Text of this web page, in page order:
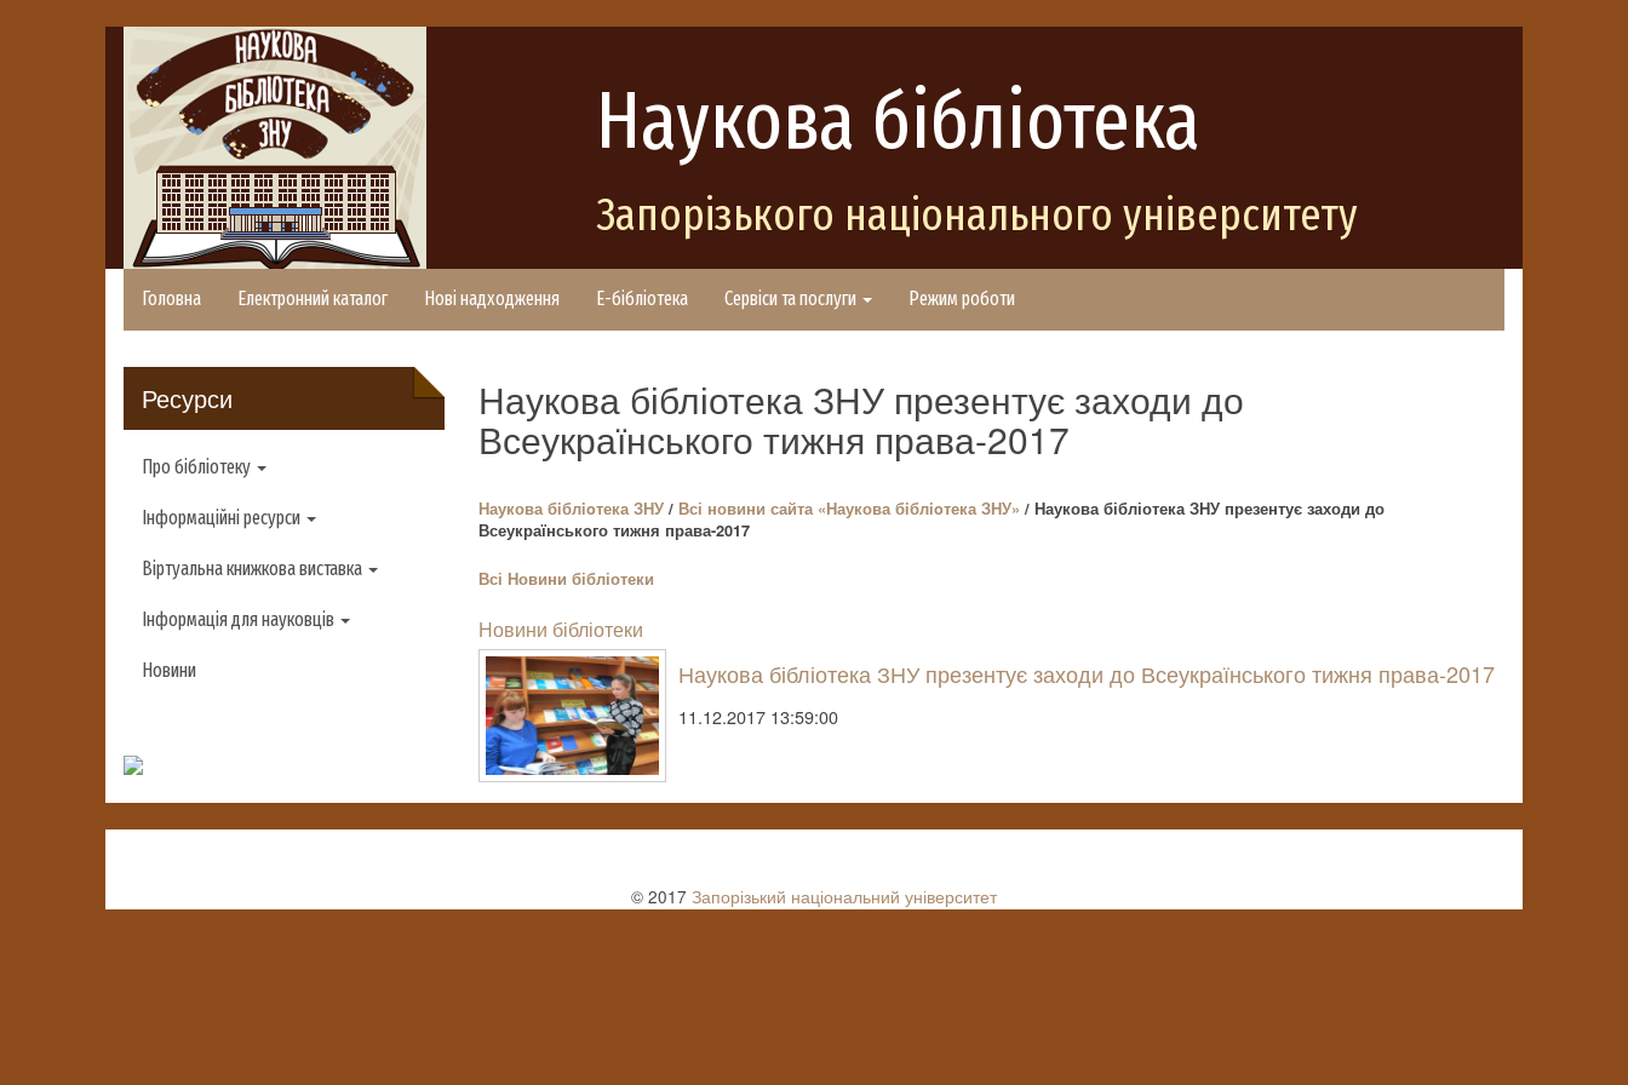
Наукова бібліотека
Запорізького національного університету
Головна Електронний каталог Нові надходження E-бібліотека Сервіси та послуги Режим роботи
Ресурси
Про бібліотеку
Інформаційні ресурси
Віртуальна книжкова виставка
Інформація для науковців
Новини
Наукова бібліотека ЗНУ презентує заходи до
Всеукраїнського тижня права-2017
Наукова бiблioтека ЗНУ/ Всі новини сайта «Наукова бiблioтека ЗНУ» / Наукова бібліотека ЗНУ презентує заходи до
Всеукраїнського тижня права-2017
Всі Новини бібліотеки
Новини бібліотеки
Наукова бібліотека ЗНУ презентує заходи до Всеукраїнського тижня права-2017
11.12.2017 13:59:00
© 2017 Запорізький національний університет